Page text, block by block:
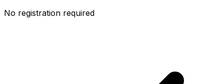
No registration required